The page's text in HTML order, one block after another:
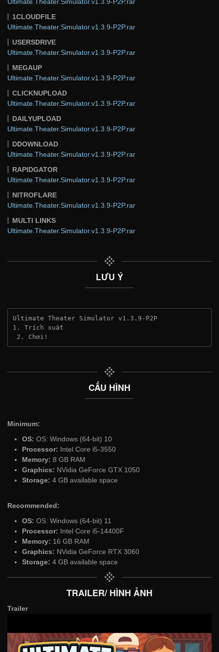
1CLOUDFILE
Ultimate.Theater.Simulator.v1.3.9-P2P.rar
USERSDRIVE
Ultimate.Theater.Simulator.v1.3.9-P2P.rar
MEGAUP
Ultimate.Theater.Simulator.v1.3.9-P2P.rar
CLICKNUPLOAD
Ultimate.Theater.Simulator.v1.3.9-P2P.rar
DAILYUPLOAD
Ultimate.Theater.Simulator.v1.3.9-P2P.rar
DDOWNLOAD
Ultimate.Theater.Simulator.v1.3.9-P2P.rar
RAPIDGATOR
Ultimate.Theater.Simulator.v1.3.9-P2P.rar
NITROFLARE
Ultimate.Theater.Simulator.v1.3.9-P2P.rar
MULTI LINKS
Ultimate.Theater.Simulator.v1.3.9-P2P.rar
LƯU Ý
Ultimate Theater Simulator v1.3.9-P2P
1. Trích xuất
2. Chơi!
CẤU HÌNH
Minimum:
OS: OS: Windows (64-bit) 10
Processor: Intel Core i5-3550
Memory: 8 GB RAM
Graphics: NVidia GeForce GTX 1050
Storage: 4 GB available space
Recommended:
OS: OS: Windows (64-bit) 11
Processor: Intel Core i5-14400F
Memory: 16 GB RAM
Graphics: NVidia GeForce RTX 3060
Storage: 4 GB available space
TRAILER/ HÌNH ẢNH
Trailer